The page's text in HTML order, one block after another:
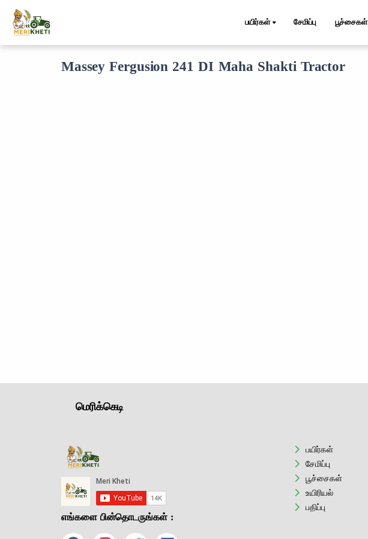
பயிர்கள் சேமிப்பு பூச்சைகள்
Massey Fergusion 241 DI Maha Shakti Tractor
மெரிக்கெடி
எங்களை பின்தொடருங்கள் :
பயிர்கள்
சேமிப்பு
பூச்சைகள்
உயிரியல்
பதிப்பு